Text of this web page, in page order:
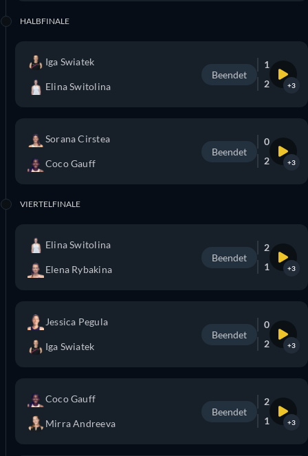
HALBFINALE
Iga Swiatek
Elina Switolina
Beendet
1
2
+3
Sorana Cirstea
Coco Gauff
Beendet
0
2
+3
VIERTELFINALE
Elina Switolina
Elena Rybakina
Beendet
2
1
+3
Jessica Pegula
Iga Swiatek
Beendet
0
2
+3
Coco Gauff
Mirra Andreeva
Beendet
2
1
+3